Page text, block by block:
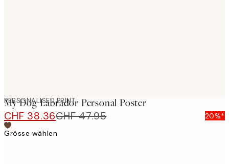
PERSONALISED PRINT
My Dog Labrador Personal Poster
CHF 38.36CHF 47.95
20%*
Grösse wählen